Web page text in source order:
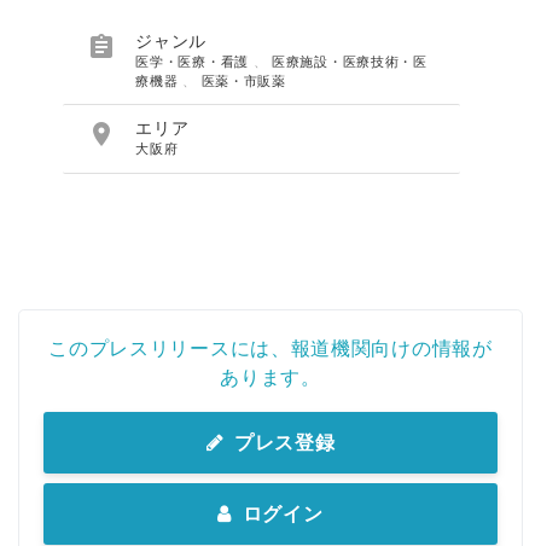
 ジャンル
医学・医療・看護 、医療施設・医療技術・医
療機器
医薬・市販薬
 エリア
大阪府
このプレスリリースには、報道機関向けの情報が
あります。
プレス登録
ログイン